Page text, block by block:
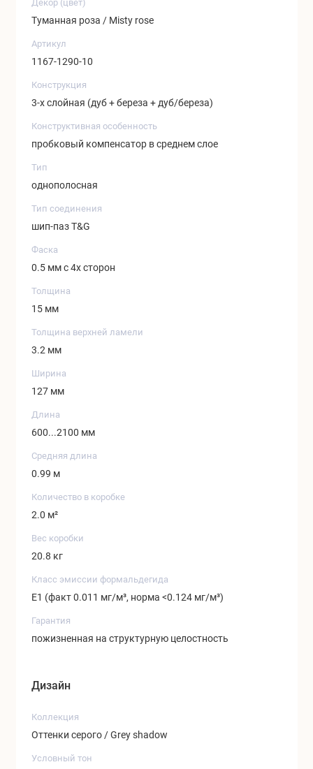
Декор (цвет)
Туманная роза / Misty rose
Артикул
1167-1290-10
Конструкция
3-х слойная (дуб + береза + дуб/береза)
Конструктивная особенность
пробковый компенсатор в среднем слое
Тип
однополосная
Тип соединения
шип-паз T&G
Фаска
0.5 мм с 4х сторон
Толщина
15 мм
Толщина верхней ламели
3.2 мм
Ширина
127 мм
Длина
600...2100 мм
Средняя длина
0.99 м
Количество в коробке
2.0 м²
Вес коробки
20.8 кг
Класс эмиссии формальдегида
Е1 (факт 0.011 мг/м³, норма <0.124 мг/м³)
Гарантия
пожизненная на структурную целостность
Дизайн
Коллекция
Оттенки серого / Grey shadow
Условный тон